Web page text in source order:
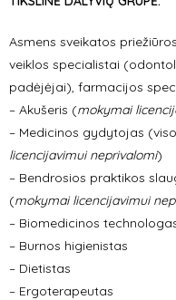
Asmens sveikatos
veiklos specialistai
padėjėjai), farmacijos
– Akušeris (mokymai
– Medicinos gydytojas
licencijavimui neprivalomi)
– Bendrosios praktikos
(mokymai licencijavimui
– Biomedicinos
– Burnos higienistas
– Dietistas
– Ergoterapeutas